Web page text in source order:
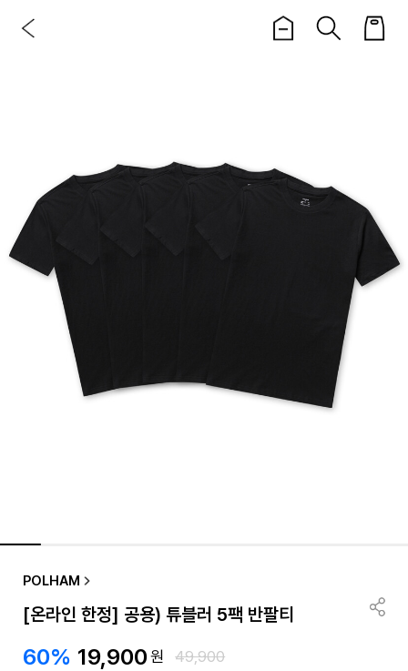
POLHAM
[온라인 한정] 공용) 튜블러 5팩 반팔티
60% 19,900원 49,900